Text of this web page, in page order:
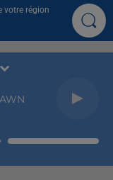
votre région